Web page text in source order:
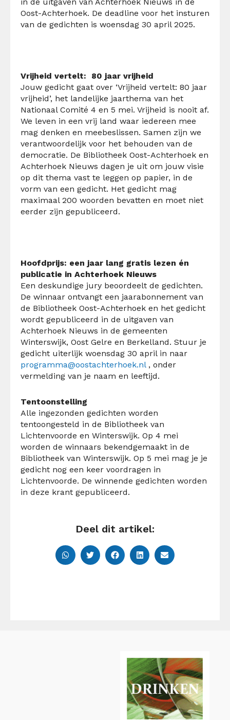
Oost-Achterhoek. De deadline voor het insturen
van de gedichten is woensdag 30 april 2025.
Vrijheid vertelt: 80 jaar vrijheid
Jouw gedicht gaat over ‘Vrijheid vertelt: 80 jaar
vrijheid’, het landelijke jaarthema van het
Nationaal Comité 4 en 5 mei. Vrijheid is nooit af.
We leven in een vrij land waar iedereen mee
mag denken en meebeslissen. Samen zijn we
verantwoordelijk voor het behouden van de
democratie. De Bibliotheek Oost-Achterhoek en
Achterhoek Nieuws dagen je uit om jouw visie
op dit thema vast te leggen op papier, in de
vorm van een gedicht. Het gedicht mag
maximaal 200 woorden bevatten en moet niet
eerder zijn gepubliceerd.
Hoofdprijs: een jaar lang gratis lezen én
publicatie in Achterhoek Nieuws
Een deskundige jury beoordeelt de gedichten.
De winnaar ontvangt een jaarabonnement van
de Bibliotheek Oost-Achterhoek en het gedicht
wordt gepubliceerd in de uitgaven van
Achterhoek Nieuws in de gemeenten
Winterswijk, Oost Gelre en Berkelland. Stuur je
gedicht uiterlijk woensdag 30 april in naar
programma@oostachterhoek.nl, onder
vermelding van je naam en leeftijd.
Tentoonstelling
Alle ingezonden gedichten worden
tentoongesteld in de Bibliotheek van
Lichtenvoorde en Winterswijk. Op 4 mei
worden de winnaars bekendgemaakt in de
Bibliotheek van Winterswijk. Op 5 mei mag je je
gedicht nog een keer voordragen in
Lichtenvoorde. De winnende gedichten worden
in deze krant gepubliceerd.
Deel dit artikel: